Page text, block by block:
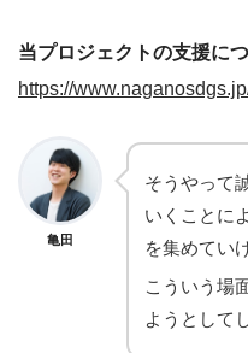
当プロジェクトの支援につ
https://
亀田
そうやって
いくことに
を集めてい
こういう場
ようとして